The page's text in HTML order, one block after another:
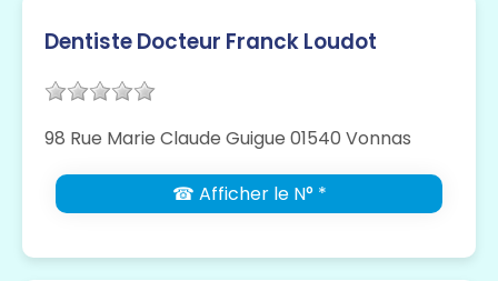
Dentiste Docteur Franck Loudot
98 Rue Marie Claude Guigue 01540 Vonnas
☎ Afficher le N° *